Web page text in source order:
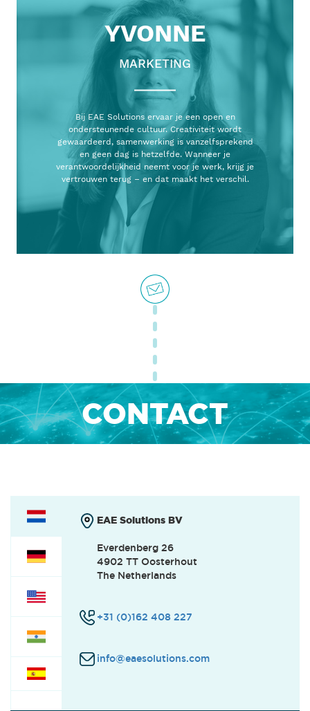
YVONNE
MARKETING
Bij EAE Solutions ervaar je een open en
ondersteunende cultuur. Creativiteit wordt
gewaardeerd, samenwerking is vanzelfsprekend
en geen dag is hetzelfde. Wanneer je
verantwoordelijkheid neemt voor je werk, krijg je
vertrouwen terug – en dat maakt het verschil.
CONTACT
EAE Solutions BV
Everdenberg 26
4902 TT Oosterhout
The Netherlands
+31 (0)162 408 227
info@eaesolutions.com